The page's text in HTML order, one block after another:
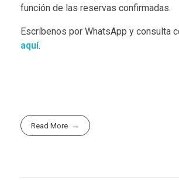
función de las reservas confirmadas.
Escríbenos por WhatsApp y consulta
aquí.
Read More